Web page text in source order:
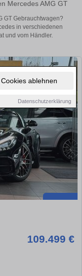
ablehnen
Datenschutzerklärung
Mercedes AMG GT
GT Gebrauchtwagen?
in verschiedenen
und vom Händler.
109.499 €